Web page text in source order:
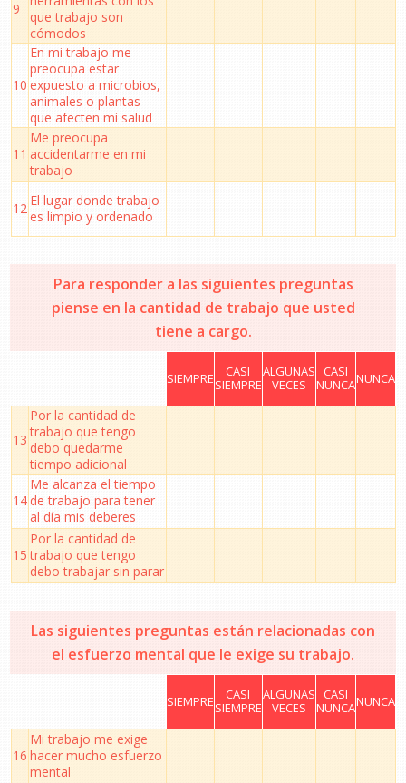
9
que trabajo son
cómodos
10
En mi trabajo me
preocupa estar
expuesto a microbios,
animales o plantas
que afecten mi salud
11
Me preocupa
accidentarme en mi
trabajo
12 El lugar donde trabajo
es limpio y ordenado
Para responder a las siguientes preguntas
piense en la cantidad de trabajo que usted
tiene a cargo.
SIEMPRE
CASI
SIEMPRE
ALGUNAS
VECES
CASI
NUNCANUNCA
13
Por la cantidad de
trabajo que tengo
debo quedarme
tiempo adicional
14
Me alcanza el tiempo
de trabajo para tener
al día mis deberes
15
Por la cantidad de
trabajo que tengo
debo trabajar sin parar
Las siguientes preguntas están relacionadas con
el esfuerzo mental que le exige su trabajo.
SIEMPRE
CASI
SIEMPRE
ALGUNAS
VECES
CASI
NUNCANUNCA
16
Mi trabajo me exige
hacer mucho esfuerzo
mental